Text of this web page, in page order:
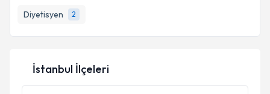
Diyetisyen
2
İstanbul İlçeleri